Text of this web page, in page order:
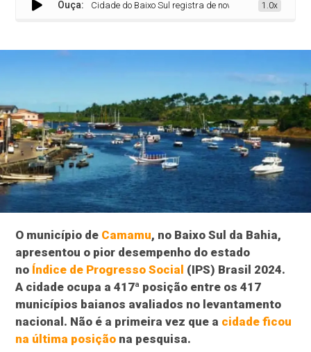
Ouça:Cidade do Baixo Sul registra de novo menor Índice de
1.0x
O município de Camamu, no Baixo Sul da Bahia,
apresentou o pior desempenho do estado
no Índice de Progresso Social (IPS) Brasil 2024.
A cidade ocupa a 417ª posição entre os 417
municípios baianos avaliados no levantamento
nacional. Não é a primeira vez que a cidade ficou
na última posição na pesquisa.